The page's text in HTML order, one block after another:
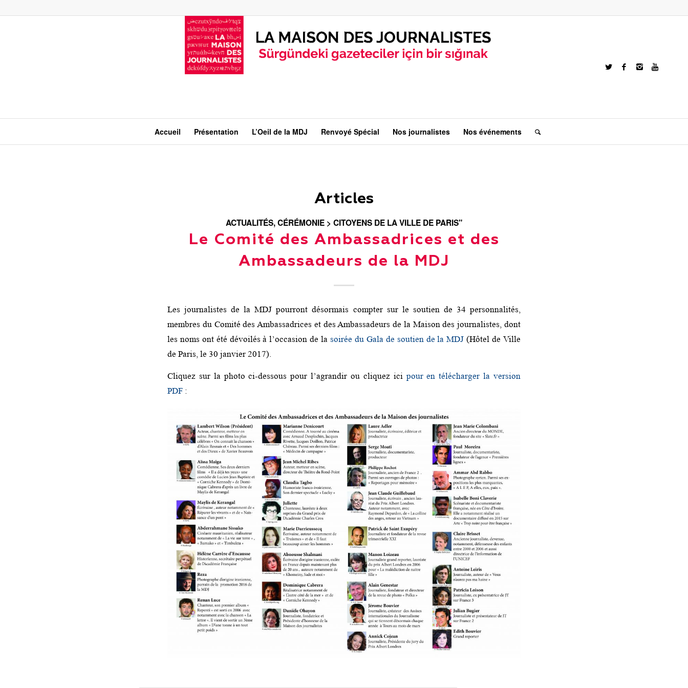
Accueil Présentation L’Oeil de la MDJ Renvoyé Spécial Nos journalistes Nos événements
Articles
ACTUALITÉS,CÉRÉMONIE > CITOYENS DE LA VILLE DE PARIS"
Le Comité des Ambassadrices et des
Ambassadeurs de la MDJ
Les journalistes de la MDJ pourront désormais compter sur le soutien de 34 personnalités,
membres du Comité des Ambassadrices et des Ambassadeurs de la Maison des journalistes, dont
les noms ont été dévoilés à l’occasion de lasoirée du Gala de soutien de la MDJ (Hôtel de Ville
de Paris, le 30 janvier 2017).
Cliquez sur la photo ci-dessous pour l’agrandir ou cliquez ici pour en télécharger la version
PDF :